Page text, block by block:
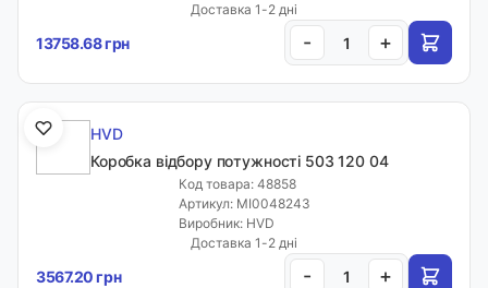
Доставка 1-2 дні
13758.68 грн - +
HVD
Коробка відбору потужності 503 120 04
Код товара: 48858
Артикул: MI0048243
Виробник: HVD
Доставка 1-2 дні
3567.20 грн - +